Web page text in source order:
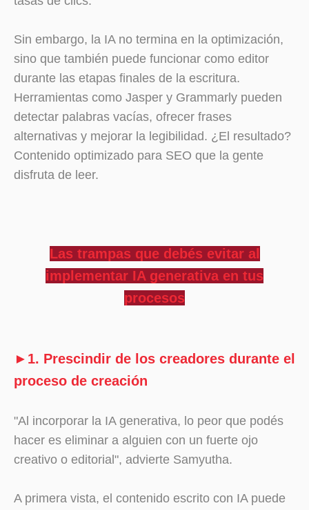
Sin embargo, la IA no termina en la optimización,
sino que también puede funcionar como editor
durante las etapas finales de la escritura.
Herramientas como Jasper y Grammarly pueden
detectar palabras vacías, ofrecer frases
alternativas y mejorar la legibilidad. ¿El resultado?
Contenido optimizado para SEO que la gente
disfruta de leer.
Las trampas que debés evitar al
implementar IA generativa en tus
procesos
►1. Prescindir de los creadores durante el
proceso de creación
"Al incorporar la IA generativa, lo peor que podés
hacer es eliminar a alguien con un fuerte ojo
creativo o editorial", advierte Samyutha.
A primera vista, el contenido escrito con IA puede